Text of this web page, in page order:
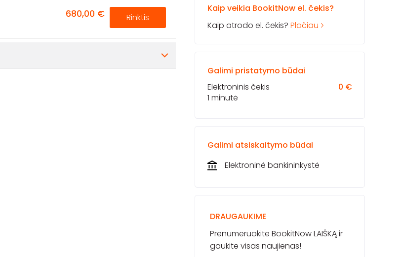
680,00 € Rinktis
Kaip veikia BookitNow el. čekis?
Kaip atrodo el. čekis? Plačiau
Galimi pristatymo būdai
0 €
Elektroninis čekis
1 minutė
Galimi atsiskaitymo būdai
Elektroninė bankininkystė
DRAUGAUKIME
Prenumeruokite BookitNow LAIŠKĄ ir
gaukite visas naujienas!